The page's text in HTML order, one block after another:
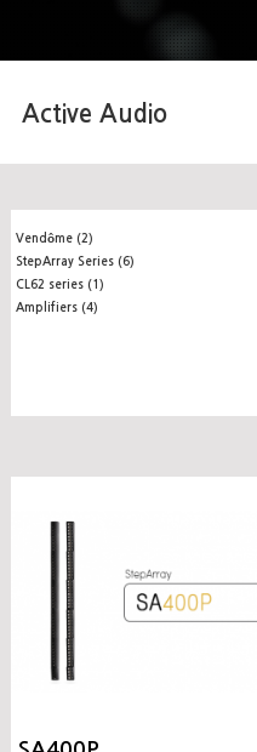
Active Audio
Vendôme (2)
StepArray Series (6)
CL62 series (1)
Amplifiers (4)